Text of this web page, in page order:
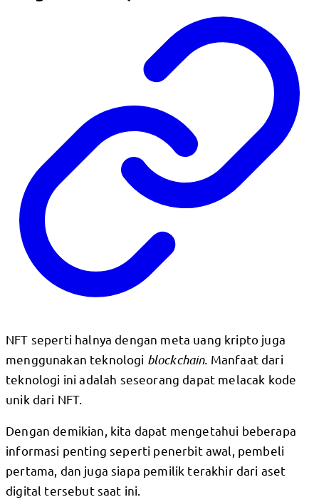
NFT seperti halnya dengan meta uang kripto juga
menggunakan teknologi blockchain. Manfaat dari
teknologi ini adalah seseorang dapat melacak kode
unik dari NFT.
Dengan demikian, kita dapat mengetahui beberapa
informasi penting seperti penerbit awal, pembeli
pertama, dan juga siapa pemilik terakhir dari aset
digital tersebut saat ini.